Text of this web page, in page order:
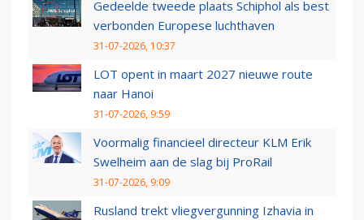
Gedeelde tweede plaats Schiphol als best
verbonden Europese luchthaven
31-07-2026, 10:37
LOT opent in maart 2027 nieuwe route
naar Hanoi
31-07-2026, 9:59
Voormalig financieel directeur KLM Erik
Swelheim aan de slag bij ProRail
31-07-2026, 9:09
Rusland trekt vliegvergunning Izhavia in